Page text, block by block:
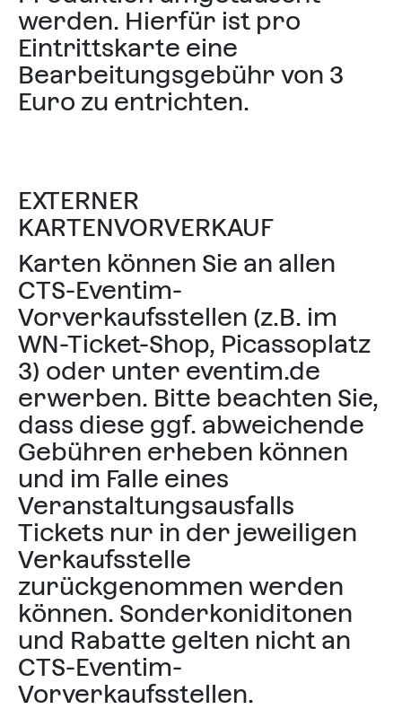
werden. Hierfür ist pro
Eintrittskarte eine
Bearbeitungsgebühr von 3
Euro zu entrichten.
EXTERNER
KARTENVORVERKAUF
Karten können Sie an allen
CTS-Eventim-
Vorverkaufsstellen (z.B. im
WN-Ticket-Shop, Picassoplatz
3) oder unter eventim.de
erwerben. Bitte beachten Sie,
dass diese ggf. abweichende
Gebühren erheben können
und im Falle eines
Veranstaltungsausfalls
Tickets nur in der jeweiligen
Verkaufsstelle
zurückgenommen werden
können. Sonderkoniditonen
und Rabatte gelten nicht an
CTS-Eventim-
Vorverkaufsstellen.